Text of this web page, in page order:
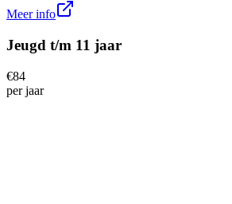
Meer info
Jeugd t/m 11 jaar
€84
perjaar